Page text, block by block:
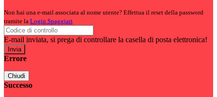
Non hai una e-mail associata al nome utente? Effettua il reset della password
tramite la Login Spaggiari
E-mail inviata, si prega di controllare la casella di posta elettronica!
Errore
Chiudi
Successo